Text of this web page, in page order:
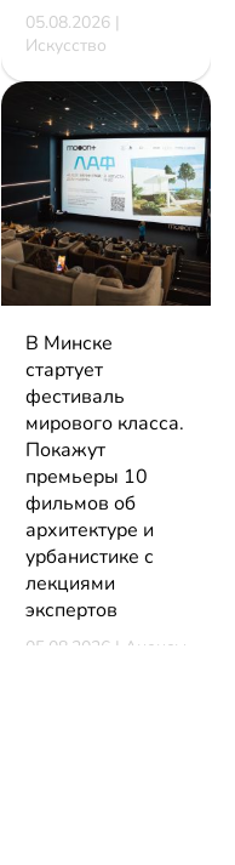
05.08.2026 |
Искусство
В Минске
стартует
фестиваль
мирового класса.
Покажут
премьеры 10
фильмов об
архитектуре и
урбанистике с
лекциями
экспертов
05.08.2026 | Анонсы